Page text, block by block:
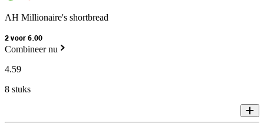
AH Millionaire's shortbread
2 voor 6.00
Combineer nu
4.59
8 stuks